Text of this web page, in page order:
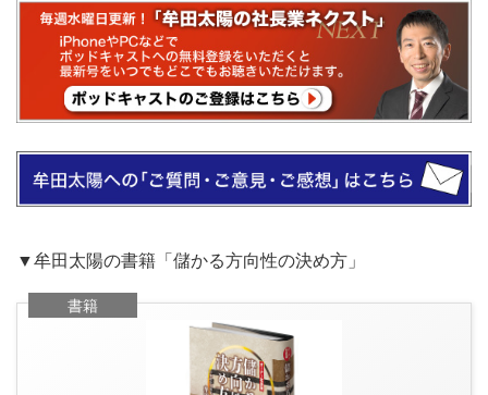
▼牟田太陽の書籍「儲かる方向性の決め方」
書籍